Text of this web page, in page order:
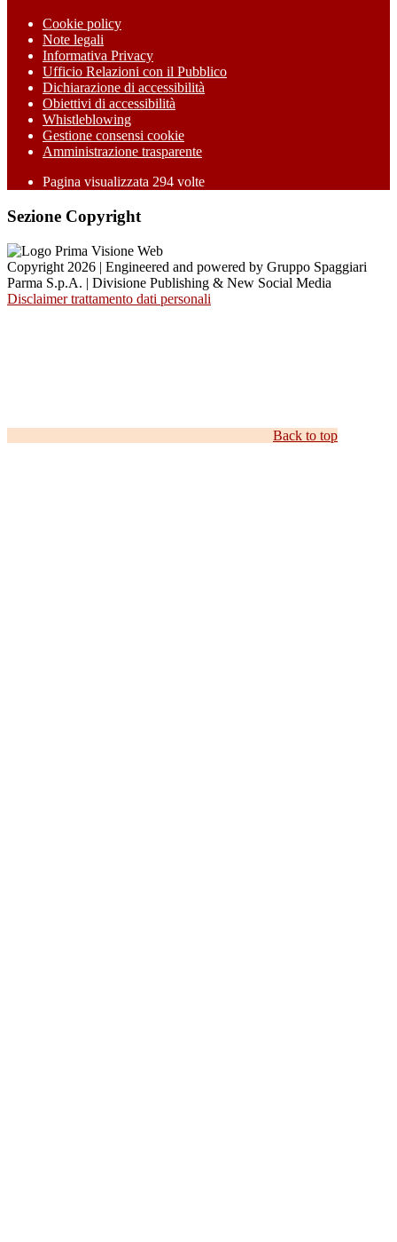
Cookie policy
Note legali
Informativa Privacy
Ufficio Relazioni con il Pubblico
Dichiarazione di accessibilità
Obiettivi di accessibilità
Whistleblowing
Gestione consensi cookie
Amministrazione trasparente
Pagina visualizzata 294 volte
Sezione Copyright
Copyright 2026 | Engineered and powered by Gruppo Spaggiari
Parma S.p.A. | Divisione Publishing & New Social Media
Disclaimer trattamento dati personali
Back to top